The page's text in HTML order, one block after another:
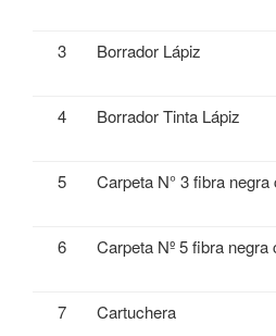
3 Borrador Lápiz
4 Borrador Tinta Lápiz
5 Carpeta N° 3 fibra
6 Carpeta Nº 5 fibra negra
7 Cartuchera